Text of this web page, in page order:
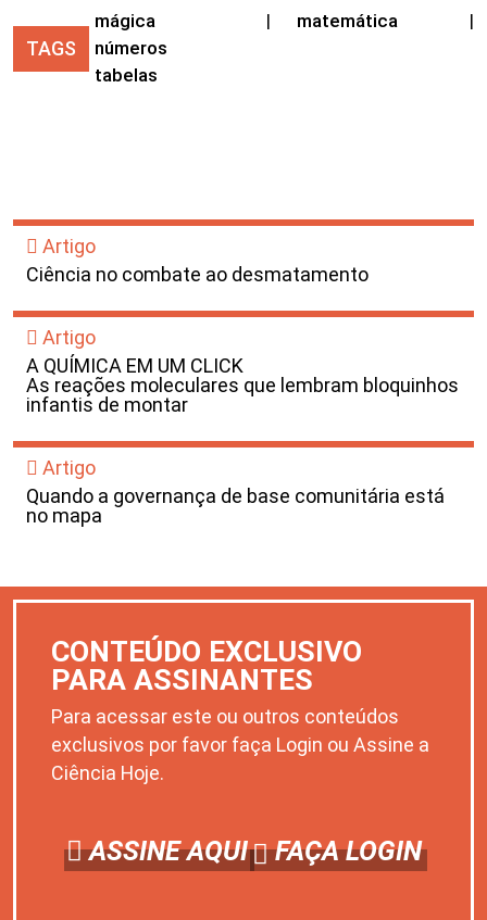
TAGS
mágica | matemática
|
números
tabelas
Artigo
Ciência no combate ao desmatamento
Artigo
A QUÍMICA EM UM CLICK
As reações moleculares que lembram bloquinhos
infantis de montar
Artigo
Quando a governança de base comunitária está
no mapa
CONTEÚDO EXCLUSIVO
PARA ASSINANTES
Para acessar este ou outros conteúdos
exclusivos por favor faça Login ou Assine a
Ciência Hoje.
ASSINE AQUI FAÇA LOGIN